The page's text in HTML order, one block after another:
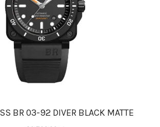
BR 03-92 DIVER BLACK MATTE